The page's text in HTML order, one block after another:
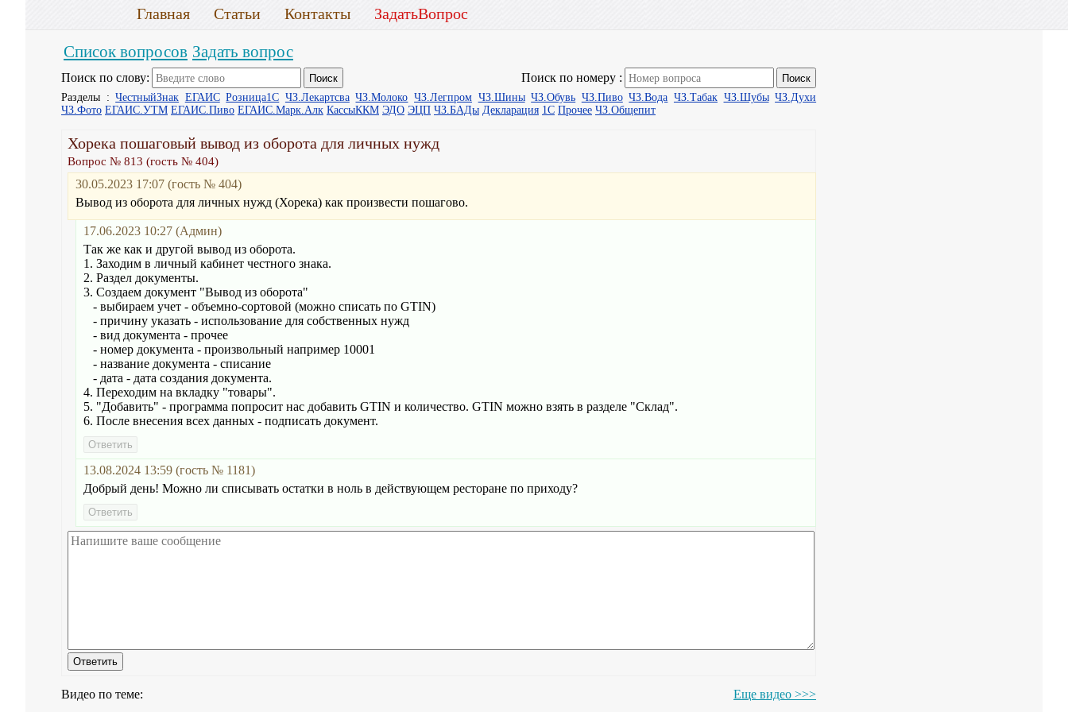
Главная Статьи Контакты ЗадатьВопрос
Список вопросов Задать вопрос
Поиск по слову: Поиск по номеру :
Разделы :ЧестныйЗнак ЕГАИС Розница1С ЧЗ.Лекартсва ЧЗ.Молоко ЧЗ.Легпром ЧЗ.Шины ЧЗ.Обувь ЧЗ.Пиво ЧЗ.Вода ЧЗ.Табак ЧЗ.Шубы ЧЗ.Духи
ЧЗ.Фото ЕГАИС.УТМ ЕГАИС.Пиво ЕГАИС.Марк.Алк КассыККМ ЭДО ЭЦП ЧЗ.БАДы Декларация 1С Прочее ЧЗ.Общепит
Хорека пошаговый вывод из оборота для личных нужд
Вопрос № 813 (гость № 404)
30.05.2023 17:07 (гость № 404)
Вывод из оборота для личных нужд (Хорека) как произвести пошагово.
17.06.2023 10:27 (Админ)
Так же как и другой вывод из оборота.
1. Заходим в личный кабинет честного знака.
2. Раздел документы.
3. Создаем документ "Вывод из оборота"
- выбираем учет - объемно-сортовой (можно списать по GTIN)
- причину указать - использование для собственных нужд
- вид документа - прочее
- номер документа - произвольный например 10001
- название документа - списание
- дата - дата создания документа.
4. Переходим на вкладку "товары".
5. "Добавить" - программа попросит нас добавить GTIN и количество. GTIN можно взять в разделе "Склад".
6. После внесения всех данных - подписать документ.
13.08.2024 13:59 (гость № 1181)
Добрый день! Можно ли списывать остатки в ноль в действующем ресторане по приходу?
Видео по теме: Еще видео >>>